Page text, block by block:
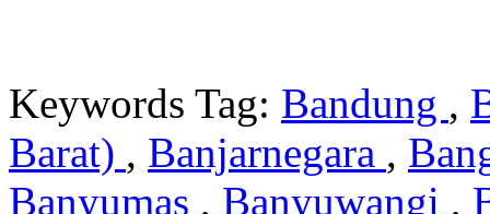
Keywords Tag: Bandung ,
Barat) , Banjarnegara ,
Banyumas , Banyuwangi ,